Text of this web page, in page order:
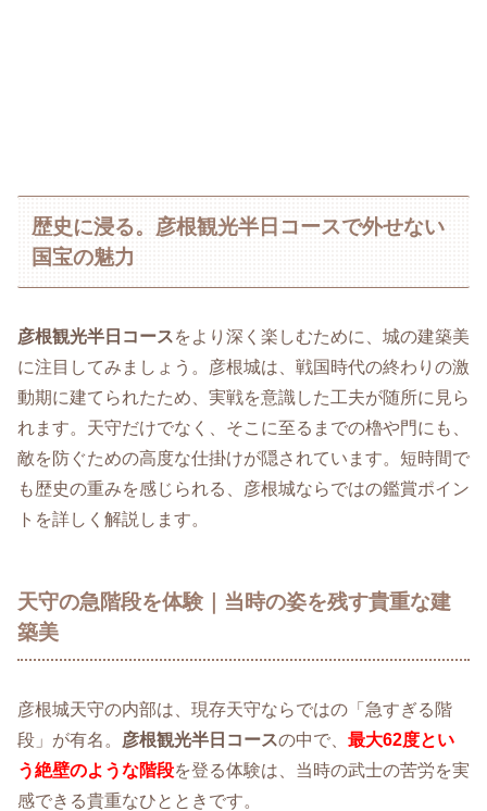
歴史に浸る。彦根観光半日コースで外せない
国宝の魅力
彦根観光半日コースをより深く楽しむために、城の建築美
に注目してみましょう。彦根城は、戦国時代の終わりの激
動期に建てられたため、実戦を意識した工夫が随所に見ら
れます。天守だけでなく、そこに至るまでの櫓や門にも、
敵を防ぐための高度な仕掛けが隠されています。短時間で
も歴史の重みを感じられる、彦根城ならではの鑑賞ポイン
トを詳しく解説します。
天守の急階段を体験｜当時の姿を残す貴重な建
築美
彦根城天守の内部は、現存天守ならではの「急すぎる階
段」が有名。 彦根観光半日コースの中で、 最大62度とい
う絶壁のような階段を登る体験は、当時の武士の苦労を実
感できる貴重なひとときです。